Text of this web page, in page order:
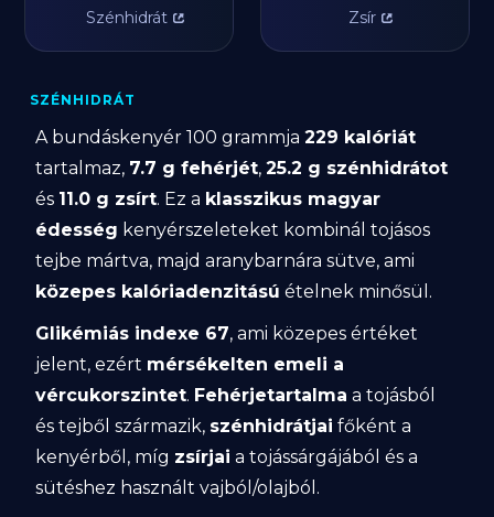
Szénhidrát Zsír
SZÉNHIDRÁT
A bundáskenyér 100 grammja229 kalóriát
tartalmaz, 7.7 g fehérjét,25.2 g szénhidrátot
és 11.0 g zsírt. Ez a klasszikus magyar
édesség kenyérszeleteket kombinál tojásos
tejbe mártva, majd aranybarnára sütve, ami
közepes kalóriadenzitású ételnek minősül.
Glikémiás indexe 67, ami közepes értéket
jelent, ezért mérsékelten emeli a
vércukorszintet. Fehérjetartalma a tojásból
és tejből származik, szénhidrátjai főként a
kenyérből, míg zsírjai a tojássárgájából és a
sütéshez használt vajból/olajból.